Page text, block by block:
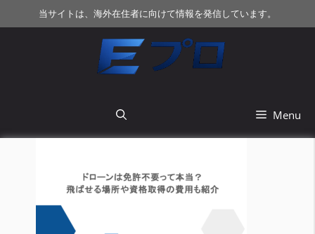
ン
当サイトは、海外在住者に向けて情報を発信しています。
Menu